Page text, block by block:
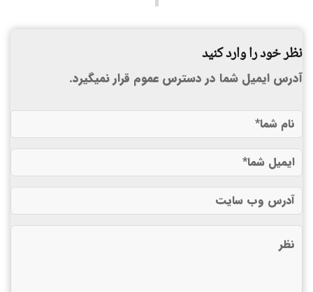
نظر خود را وارد کنید
آدرس ایمیل شما در دسترس عموم قرار نمیگیرد.